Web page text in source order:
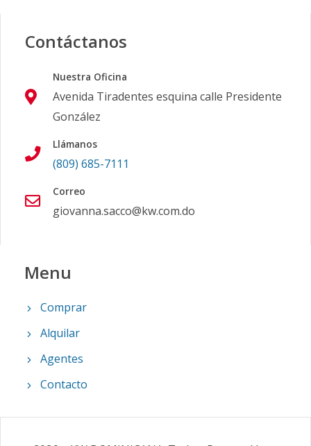
Contáctanos
Nuestra Oficina
Avenida Tiradentes esquina calle Presidente
González
Llámanos
(809) 685-7111
Correo
giovanna.sacco@kw.com.do
Menu
Comprar
Alquilar
Agentes
Contacto